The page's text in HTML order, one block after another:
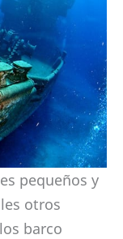
pequeños y
otros
barco